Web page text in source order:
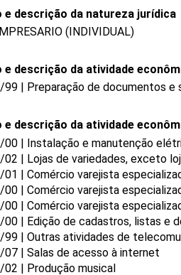
e descrição da natureza jurídica
(INDIVIDUAL)
e descrição da atividade
| Preparação de documentos e
e descrição da atividade
00 | Instalação e manutenção
| Lojas de variedades, exceto
| Comércio varejista
| Comércio varejista
| Comércio varejista
00 | Edição de cadastros, listas e
| Outras atividades de
| Salas de acesso à internet
| Produção musical